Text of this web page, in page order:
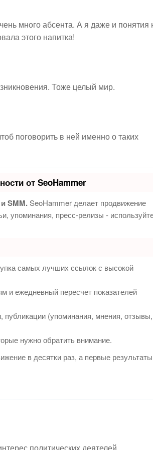
много абсента. А я даже и понятия
этого напитка!
Тоже целый мир.
поговорить в ней именно о таких
от SeoHammer
SMM.SeoHammer делает продвижение
упоминания, пресс-релизы -
самых лучших ссылок с высокой
и ежедневный пересчет показателей
(упоминания, мнения, отзывы,
нужно обратить внимание.
в десятки раз, а первые результаты